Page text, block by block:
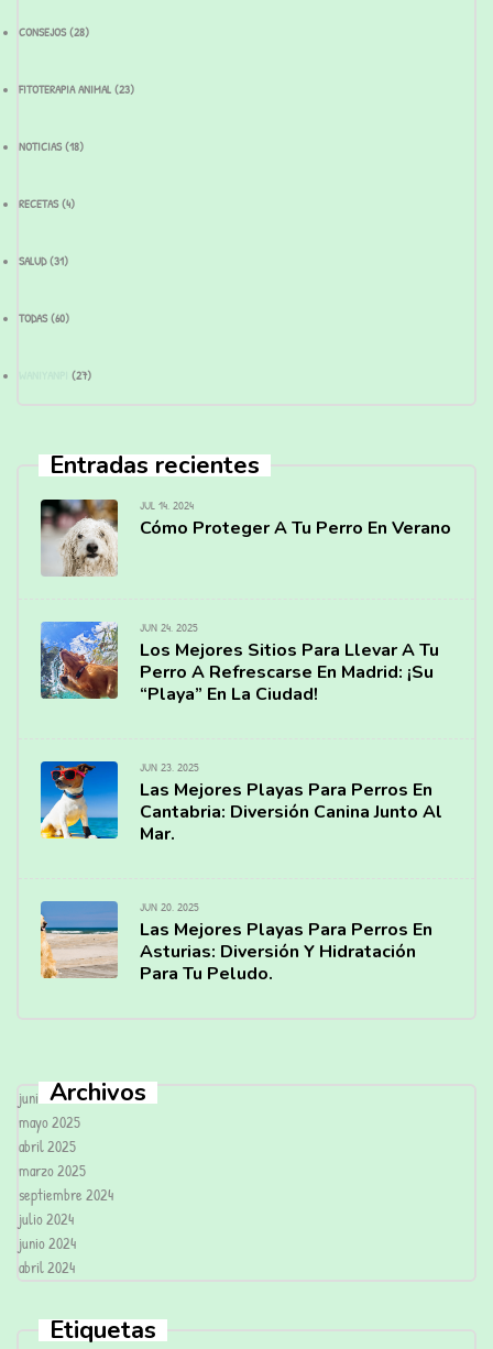
CONSEJOS(28)
FITOTERAPIA ANIMAL (23)
NOTICIAS(18)
RECETAS(4)
SALUD(31)
TODAS(60)
(27)
Entradas recientes
JUL 14, 2024
Cómo Proteger A Tu Perro En Verano
JUN 24, 2025
Los Mejores Sitios Para Llevar A Tu
Perro A Refrescarse En Madrid: ¡Su
“Playa” En La Ciudad!
JUN 23, 2025
Las Mejores Playas Para Perros En
Cantabria: Diversión Canina Junto Al
Mar.
JUN 20, 2025
Las Mejores Playas Para Perros En
Asturias: Diversión Y Hidratación
Para Tu Peludo.
Archivos
junio 2025
mayo 2025
abril 2025
marzo 2025
septiembre 2024
julio 2024
junio 2024
abril 2024
Etiquetas